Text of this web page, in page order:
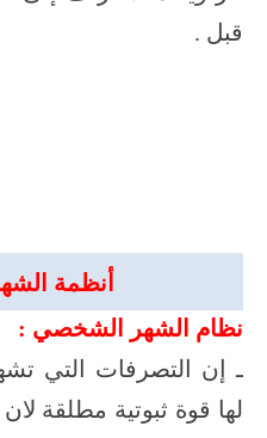
قبل .
أنظمة
نظام الشهر الشخصي :
ـ إن التصرفات التي
لها قوة ثبوتية مطلقة